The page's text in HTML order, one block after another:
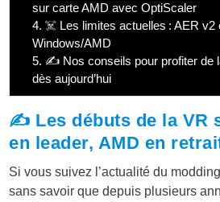
sur carte AMD avec OptiScaler
4. ☠️ Les limites actuelles : AER v2
Windows/AMD
5. ✍️ Nos conseils pour profiter de
dès aujourd’hui
✍️ Les débuts de la VR
en leader, AMD en
Si vous suivez l’actualité du
sans savoir que depuis plusieurs